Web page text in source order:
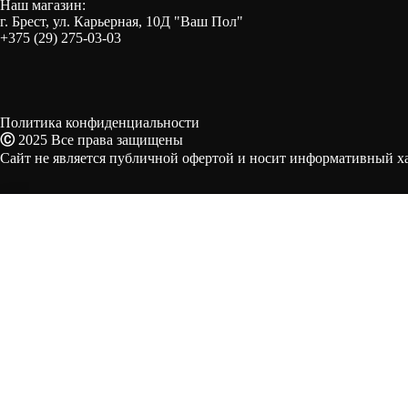
Наш магазин:
г. Брест, ул. Карьерная, 10Д "Ваш Пол"
+375 (29) 275-03-03
Политика конфиденциальности
Ⓒ 2025 Все права защищены
Сайт не является публичной офертой и носит информативный